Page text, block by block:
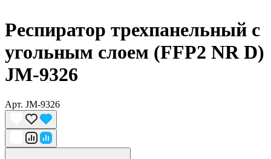
Респиратор трехпанельный с
угольным слоем (FFP2 NR D)
JM-9326
Арт. JM-9326